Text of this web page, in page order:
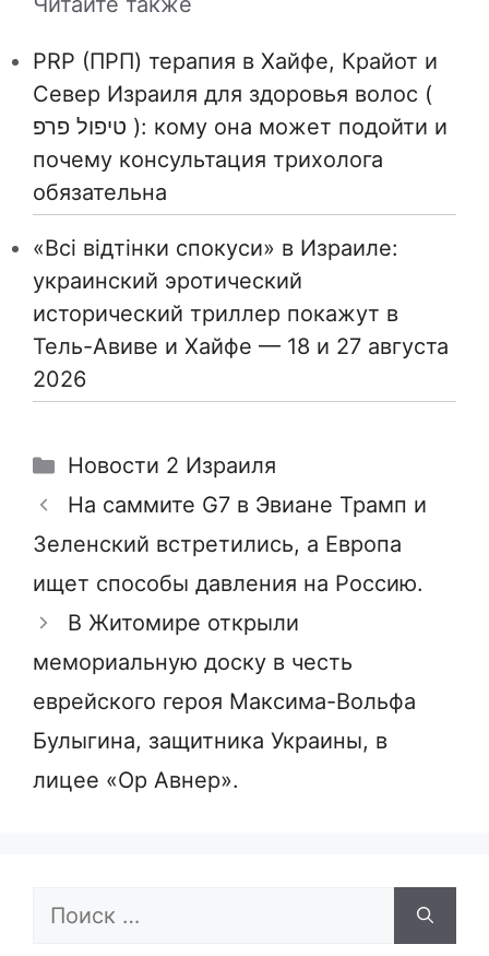
PRP (ПРП) терапия в Хайфе, Крайот и
Север Израиля для здоровья волос (
טיפול פרפ ): кому она может подойти и
почему консультация трихолога
обязательна
«Всі відтінки спокуси» в Израиле:
украинский эротический
исторический триллер покажут в
Тель-Авиве и Хайфе — 18 и 27 августа
2026
Рубрики
Новости 2 Израиля
На саммите G7 в Эвиане Трамп и
Зеленский встретились, а Европа
ищет способы давления на Россию.
В Житомире открыли
мемориальную доску в честь
еврейского героя Максима-Вольфа
Булыгина, защитника Украины, в
лицее «Ор Авнер».
Поиск: